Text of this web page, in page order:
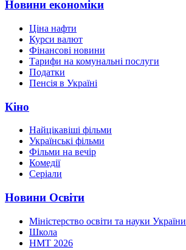
Новини економіки
Ціна нафти
Курси валют
Фінансові новини
Тарифи на комунальні послуги
Податки
Пенсія в Україні
Кіно
Найцікавіші фільми
Українські фільми
Фільми на вечір
Комедії
Серіали
Новини Освіти
Міністерство освіти та науки України
Школа
НМТ 2026